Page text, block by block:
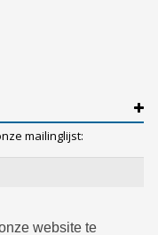
website te
mailinglijst: